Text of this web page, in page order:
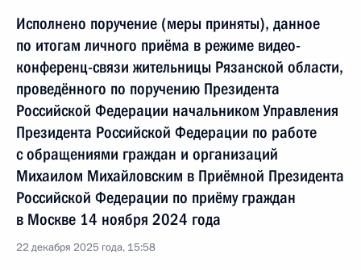
Исполнено поручение (меры приняты), данное
по итогам личного приёма в режиме видео-
конференц-связи жительницы Рязанской области,
проведённого по поручению Президента
Российской Федерации начальником Управления
Президента Российской Федерации по работе
с обращениями граждан и организаций
Михаилом Михайловским в Приёмной Президента
Российской Федерации по приёму граждан
в Москве 14 ноября 2024 года
22 декабря 2025 года, 15:58